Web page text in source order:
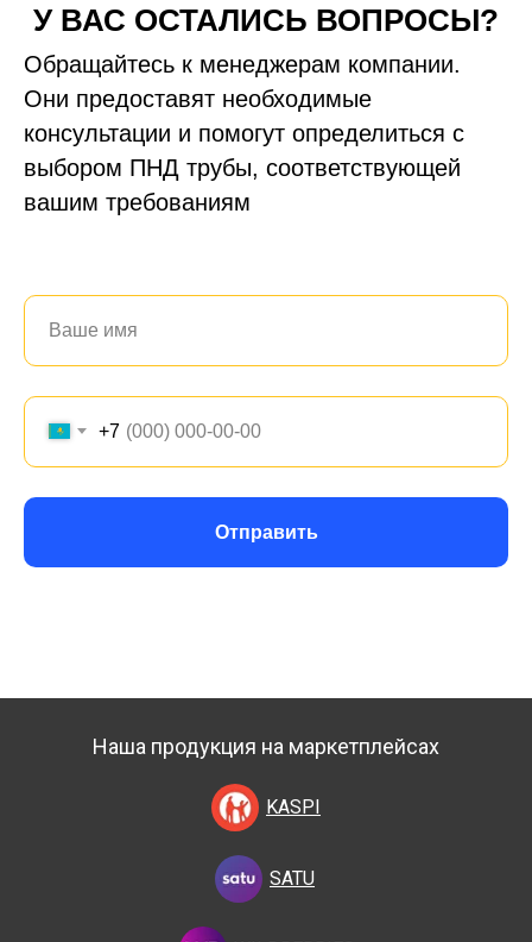
У ВАС ОСТАЛИСЬ ВОПРОСЫ?
Обращайтесь к менеджерам компании.
Они предоставят необходимые
консультации и помогут определиться с
выбором ПНД трубы, соответствующей
вашим требованиям
+7
Отправить
Наша продукция на маркетплейсах
KASPI
SATU